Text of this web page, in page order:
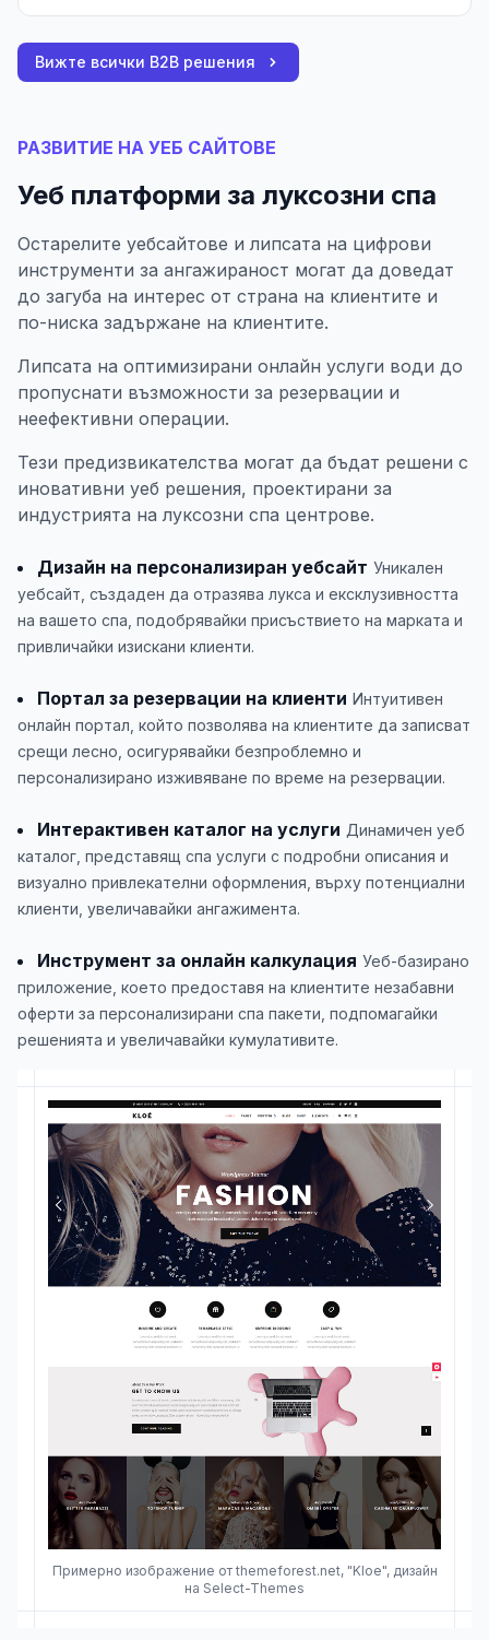
Вижте всички B2B решения
Примерно изображение от themeforest.net, "Kloe", дизайн
на Select-Themes
РАЗВИТИЕ НА УЕБ САЙТОВЕ
Уеб платформи за луксозни спа
Остарелите уебсайтове и липсата на цифрови
инструменти за ангажираност могат да доведат
до загуба на интерес от страна на клиентите и
по-ниска задържане на клиентите.
Липсата на оптимизирани онлайн услуги води до
пропуснати възможности за резервации и
неефективни операции.
Тези предизвикателства могат да бъдат решени с
иновативни уеб решения, проектирани за
индустрията на луксозни спа центрове.
Дизайн на персонализиран уебсайт Уникален
уебсайт, създаден да отразява лукса и ексклузивността
на вашето спа, подобрявайки присъствието на марката и
привличайки изискани клиенти.
Портал за резервации на клиенти Интуитивен
онлайн портал, който позволява на клиентите да записват
срещи лесно, осигурявайки безпроблемно и
персонализирано изживяване по време на резервации.
Интерактивен каталог на услуги Динамичен уеб
каталог, представящ спа услуги с подробни описания и
визуално привлекателни оформления, върху потенциални
клиенти, увеличавайки ангажимента.
Инструмент за онлайн калкулация Уеб-базирано
приложение, което предоставя на клиентите незабавни
оферти за персонализирани спа пакети, подпомагайки
решенията и увеличавайки кумулативите.